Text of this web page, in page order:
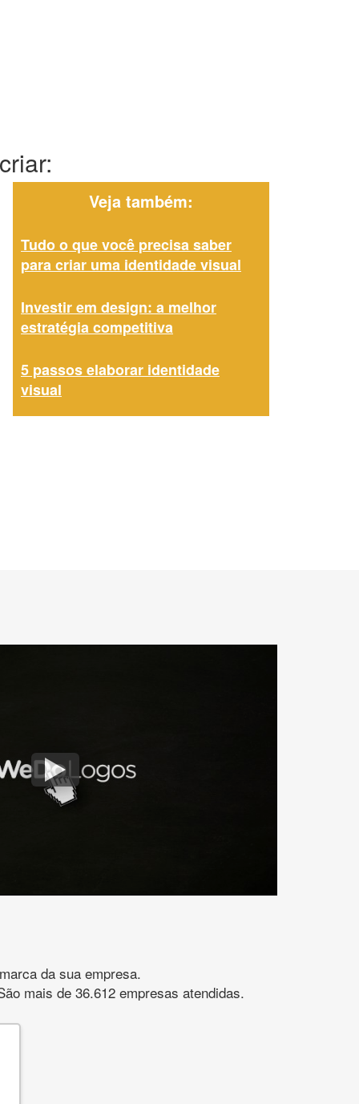
Veja também:
Tudo o que você precisa saber
para criar uma identidade visual
Investir em design: a melhor
estratégia competitiva
5 passos elaborar identidade
visual
da sua empresa.
mais de 36.612 empresas atendidas.